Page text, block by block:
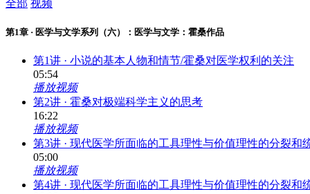
全部 视频
第1章 · 医学与文学系列（六）：医学与文学：霍桑作品
第1讲 · 小说的基本人物和情节/霍桑对医学权利的关注
05:54
播放视频
第2讲 · 霍桑对极端科学主义的思考
16:22
播放视频
第3讲 · 现代医学所面临的工具理性与价值理性的分裂和
05:00
播放视频
第4讲 · 现代医学所面临的工具理性与价值理性的分裂和